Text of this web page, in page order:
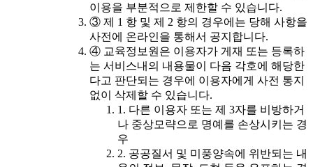
이용을 부분적으로 제한할 수 있습니다.
③ 제 1 항 및 제 2 항의 경우에는 당해 사항을
사전에 온라인을 통해서 공지합니다.
④ 교육정보원은 이용자가 게재 또는 등록하
는 서비스내의 내용물이 다음 각호에 해당한
다고 판단되는 경우에 이용자에게 사전 통지
없이 삭제할 수 있습니다.
1. 다른 이용자 또는 제 3자를 비방하거
나 중상모략으로 명예를 손상시키는 경
우
2. 공공질서 및 미풍양속에 위반되는 내